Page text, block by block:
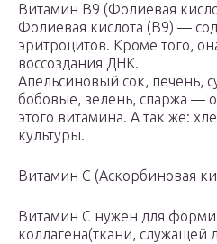
Витамин B9 (Фолиевая
Фолиевая кислота (B9) —
эритроцитов. Кроме того,
воссоздания ДНК.
Апельсиновый сок, печень,
бобовые, зелень, спаржа —
этого витамина. А так же:
культуры.
Витамин С (Аскорбиновая
Витамин С нужен для
коллагена(ткани, служащей